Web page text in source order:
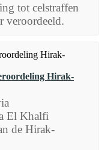
tot celstraffen
veroordeeld.
Hirak-
El Khalfi
de Hirak-